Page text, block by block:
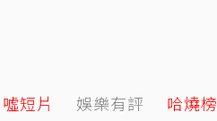
噓短片 娛樂有評 哈燒榜